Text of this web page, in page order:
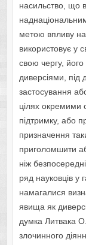
насильство, що
метою впливу
використовує у
свою чергу,
диверсіями, під
застосування
цілях окремими
підтримку, або
призначення
приголомшити
ніж
ряд науковців у
намагалися
явища як
думка Литвака
злочинного